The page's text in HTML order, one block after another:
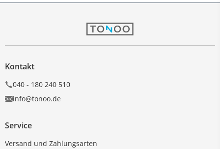
Kontakt
040 - 180 240 510
info@tonoo.de
Service
Versand und Zahlungsarten